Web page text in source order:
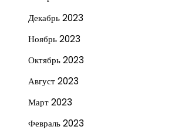
Декабрь 2023
Ноябрь 2023
Октябрь 2023
Август 2023
Март 2023
Февраль 2023